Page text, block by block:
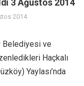
3 Ağustos 2014
2014
Belediyesi ve
Haçkalı
Yaylası’nda